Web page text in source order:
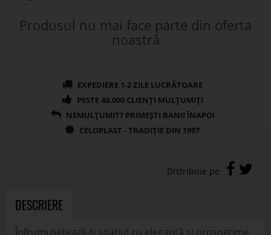
Produsul nu mai face parte din oferta
noastră
DESCRIERE
Înfrumusețează-ți spațiul cu eleganță și prospețime